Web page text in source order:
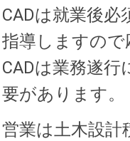
CADは就業後
指導しますの
CADは業務遂
要があります。
営業は土木設計